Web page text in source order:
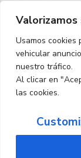
Valorizamos
Usamos cookies
vehicular
nuestro tráfico.
Al clicar en
las cookies.
Español